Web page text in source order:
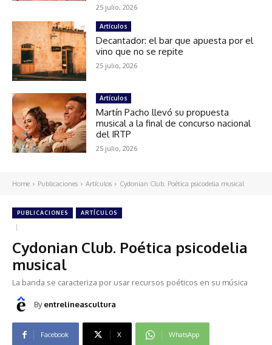
25 julio, 2026
Artículos
Decantador: el bar que apuesta por el
vino que no se repite
25 julio, 2026
Artículos
Martín Pacho llevó su propuesta
musical a la final de concurso nacional
del IRTP
25 julio, 2026